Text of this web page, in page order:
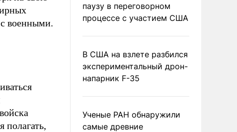
с военными.
полагать,
паузу в переговорном
процессе с участием США
В США на взлете разбился
экспериментальный дрон-
напарник F-35
Ученые РАН обнаружили
самые древние